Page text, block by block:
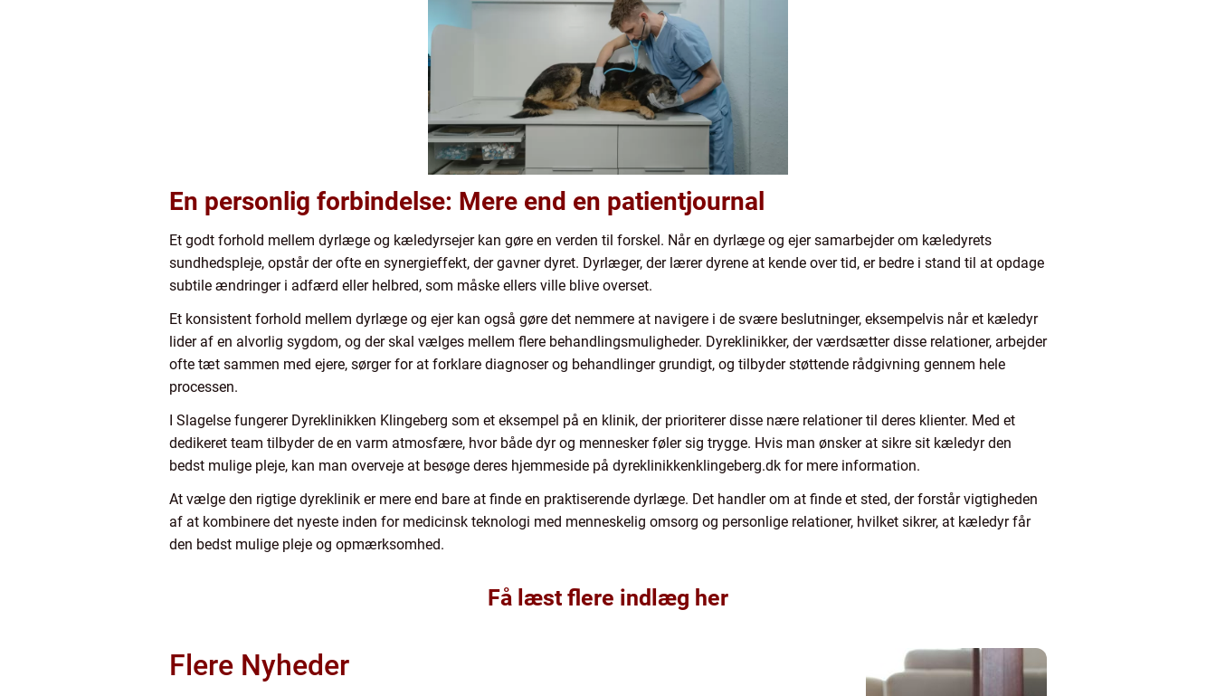
En personlig forbindelse: Mere end en patientjournal
Et godt forhold mellem dyrlæge og kæledyrsejer kan gøre en verden til forskel. Når en dyrlæge og ejer samarbejder om kæledyrets
sundhedspleje, opstår der ofte en synergieffekt, der gavner dyret. Dyrlæger, der lærer dyrene at kende over tid, er bedre i stand til at opdage
subtile ændringer i adfærd eller helbred, som måske ellers ville blive overset.
Et konsistent forhold mellem dyrlæge og ejer kan også gøre det nemmere at navigere i de svære beslutninger, eksempelvis når et kæledyr
lider af en alvorlig sygdom, og der skal vælges mellem flere behandlingsmuligheder. Dyreklinikker, der værdsætter disse relationer, arbejder
ofte tæt sammen med ejere, sørger for at forklare diagnoser og behandlinger grundigt, og tilbyder støttende rådgivning gennem hele
processen.
I Slagelse fungerer Dyreklinikken Klingeberg som et eksempel på en klinik, der prioriterer disse nære relationer til deres klienter. Med et
dedikeret team tilbyder de en varm atmosfære, hvor både dyr og mennesker føler sig trygge. Hvis man ønsker at sikre sit kæledyr den
bedst mulige pleje, kan man overveje at besøge deres hjemmeside på dyreklinikkenklingeberg.dk for mere information.
At vælge den rigtige dyreklinik er mere end bare at finde en praktiserende dyrlæge. Det handler om at finde et sted, der forstår vigtigheden
af at kombinere det nyeste inden for medicinsk teknologi med menneskelig omsorg og personlige relationer, hvilket sikrer, at kæledyr får
den bedst mulige pleje og opmærksomhed.
Få læst flere indlæg her
Flere Nyheder